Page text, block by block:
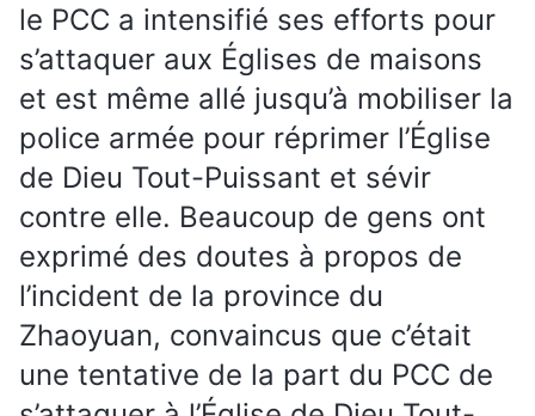
le PCC a intensifié ses efforts pour
s’attaquer aux Églises de maisons
et est même allé jusqu’à mobiliser la
police armée pour réprimer l’Église
de Dieu Tout-Puissant et sévir
contre elle. Beaucoup de gens ont
exprimé des doutes à propos de
l’incident de la province du
Zhaoyuan, convaincus que c’était
une tentative de la part du PCC de